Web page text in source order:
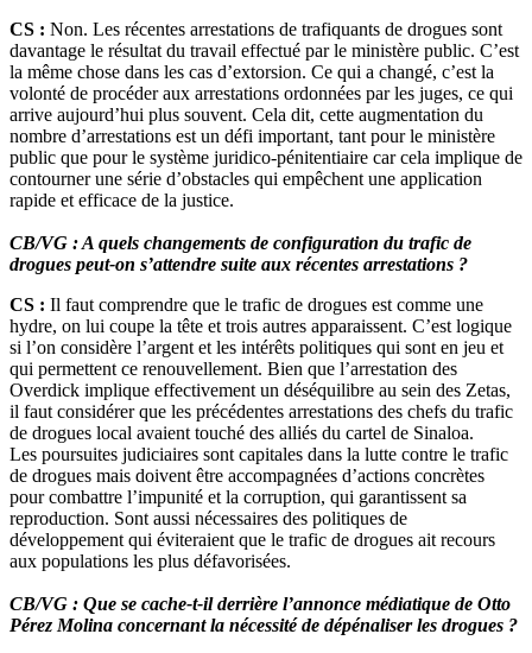
CS : Non. Les récentes arrestations de trafiquants de drogues sont
davantage le résultat du travail effectué par le ministère public. C’est
la même chose dans les cas d’extorsion. Ce qui a changé, c’est la
volonté de procéder aux arrestations ordonnées par les juges, ce qui
arrive aujourd’hui plus souvent. Cela dit, cette augmentation du
nombre d’arrestations est un défi important, tant pour le ministère
public que pour le système juridico-pénitentiaire car cela implique de
contourner une série d’obstacles qui empêchent une application
rapide et efficace de la justice.
CB/VG : A quels changements de configuration du trafic de
drogues peut-on s’attendre suite aux récentes arrestations ?
CS : Il faut comprendre que le trafic de drogues est comme une
hydre, on lui coupe la tête et trois autres apparaissent. C’est logique
si l’on considère l’argent et les intérêts politiques qui sont en jeu et
qui permettent ce renouvellement. Bien que l’arrestation des
Overdick implique effectivement un déséquilibre au sein des Zetas,
il faut considérer que les précédentes arrestations des chefs du trafic
de drogues local avaient touché des alliés du cartel de Sinaloa.
Les poursuites judiciaires sont capitales dans la lutte contre le trafic
de drogues mais doivent être accompagnées d’actions concrètes
pour combattre l’impunité et la corruption, qui garantissent sa
reproduction. Sont aussi nécessaires des politiques de
développement qui éviteraient que le trafic de drogues ait recours
aux populations les plus défavorisées.
CB/VG : Que se cache-t-il derrière l’annonce médiatique de Otto
Pérez Molina concernant la nécessité de dépénaliser les drogues ?